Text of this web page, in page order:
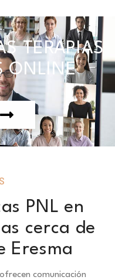
TERAPIAS
ONLINE
PNL en
cerca de
Eresma
comunicación